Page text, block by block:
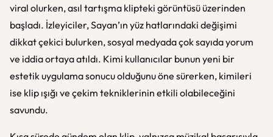
viral olurken, asıl tartışma klipteki görüntüsü üzerinden
başladı. İzleyiciler, Sayan’ın yüz hatlarındaki değişimi
dikkat çekici bulurken, sosyal medyada çok sayıda yorum
ve iddia ortaya atıldı. Kimi kullanıcılar bunun yeni bir
estetik uygulama sonucu olduğunu öne sürerken, kimileri
ise klip ışığı ve çekim tekniklerinin etkili olabileceğini
savundu.